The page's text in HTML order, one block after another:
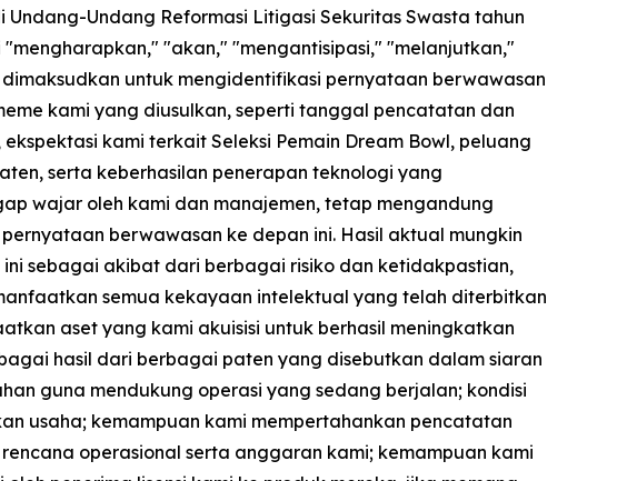
Undang Reformasi Litigasi Sekuritas Swasta tahun
"akan," "mengantisipasi," "melanjutkan,"
untuk mengidentifikasi pernyataan berwawasan
kami yang diusulkan, seperti tanggal pencatatan dan
kami terkait Seleksi Pemain Dream Bowl, peluang
serta keberhasilan penerapan teknologi yang
wajar oleh kami dan manajemen, tetap mengandung
berwawasan ke depan ini. Hasil aktual mungkin
sebagai akibat dari berbagai risiko dan ketidakpastian,
semua kekayaan intelektual yang telah diterbitkan
aset yang kami akuisisi untuk berhasil meningkatkan
hasil dari berbagai paten yang disebutkan dalam siaran
guna mendukung operasi yang sedang berjalan; kondisi
usaha; kemampuan kami mempertahankan pencatatan
operasional serta anggaran kami; kemampuan kami